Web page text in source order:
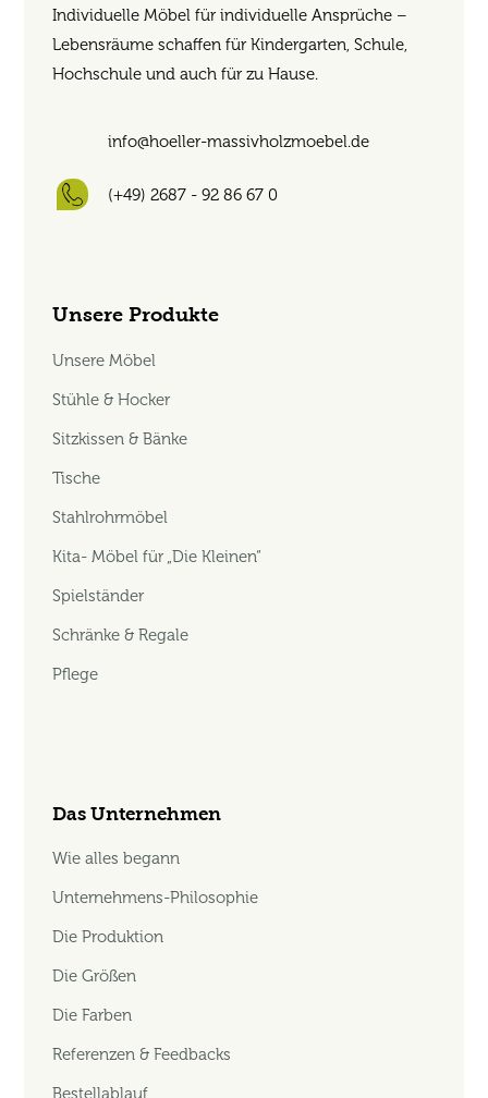
Individuelle Möbel für individuelle Ansprüche –
Lebensräume schaffen für Kindergarten, Schule,
Hochschule und auch für zu Hause.
info@hoeller-massivholzmoebel.de
(+49) 2687 - 92 86 67 0
Unsere Produkte
Unsere Möbel
Stühle & Hocker
Sitzkissen & Bänke
Tische
Stahlrohrmöbel
Kita- Möbel für „Die Kleinen“
Spielständer
Schränke & Regale
Pflege
Das Unternehmen
Wie alles begann
Unternehmens-Philosophie
Die Produktion
Die Größen
Die Farben
Referenzen & Feedbacks
Bestellablauf